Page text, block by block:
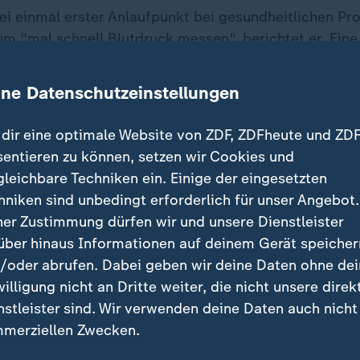
einmal erster Anlaufpunkt bei gesundheitlichen
"mal schnell Blutdruck messen", berichtet er.
nur noch wenige Leute. Die Wege gerade auf
alte Menschen. Und das bei immer weniger
auf Online-Angebote zurück.
für Apotheker und
Apotheken machen uns das Leben schwer", sagt
arbeiten, die uns so nicht möglich sind. Es
wir unterliegen einer ständigen Kontrolle, zum
einhalten. Das braucht eine Online-
bei Online-Apotheken beachten
Datenschutzeinstellungen
eine optimale Website von ZDF, ZDFheute und
zu können, setzen wir Cookies und
Techniken ein. Einige der eingesetzten
sind unbedingt erforderlich für unser
Zustimmung dürfen wir und unsere Dienstleister
hinaus Informationen auf deinem Gerät
oder abrufen. Dabei geben wir deine Daten ohne
nicht an Dritte weiter, die nicht unsere
sind. Wir verwenden deine Daten auch nicht
Zwecken.